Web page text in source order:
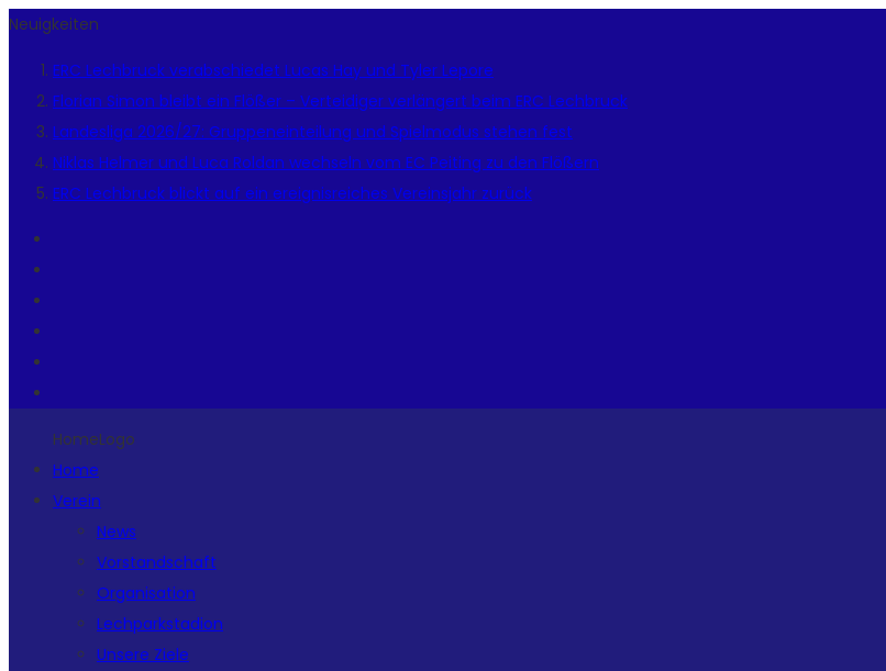
Neuigkeiten
ERC Lechbruck verabschiedet Lucas Hay und Tyler Lepore
Florian Simon bleibt ein Flößer – Verteidiger verlängert beim ERC Lechbruck
Landesliga 2026/27: Gruppeneinteilung und Spielmodus stehen fest
Niklas Helmer und Luca Roldan wechseln vom EC Peiting zu den Flößern
ERC Lechbruck blickt auf ein ereignisreiches Vereinsjahr zurück
HomeLogo
Home
Verein
News
Vorstandschaft
Organisation
Lechparkstadion
Unsere Ziele